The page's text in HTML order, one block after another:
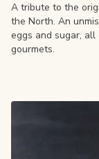
A tribute to the
the North. An
eggs and sugar,
gourmets.